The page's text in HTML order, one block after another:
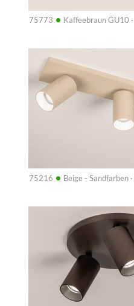
75773 • Kaffeebraun GU10 ·
75216 • Beige - Sandfarben ·
Info
Info